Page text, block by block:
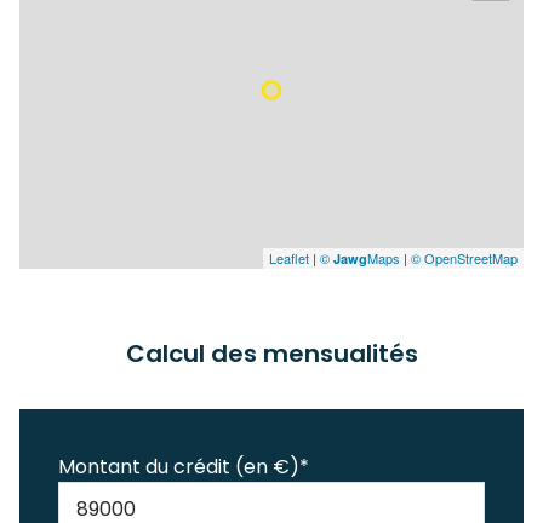
Leaflet | © JawgMaps | © OpenStreetMap
Calcul des mensualités
Montant du crédit (en €)*